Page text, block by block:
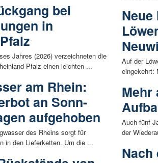
bei
in
Jahres (2026) verzeichneten die
Pfalz einen leichten ...
am Rhein:
an Sonn-
aufgehoben
des Rheins sorgt für
in den Lieferketten. Um die ...
Auf der
eingekehrt:
Mehr
Auch fünf
der
Nach